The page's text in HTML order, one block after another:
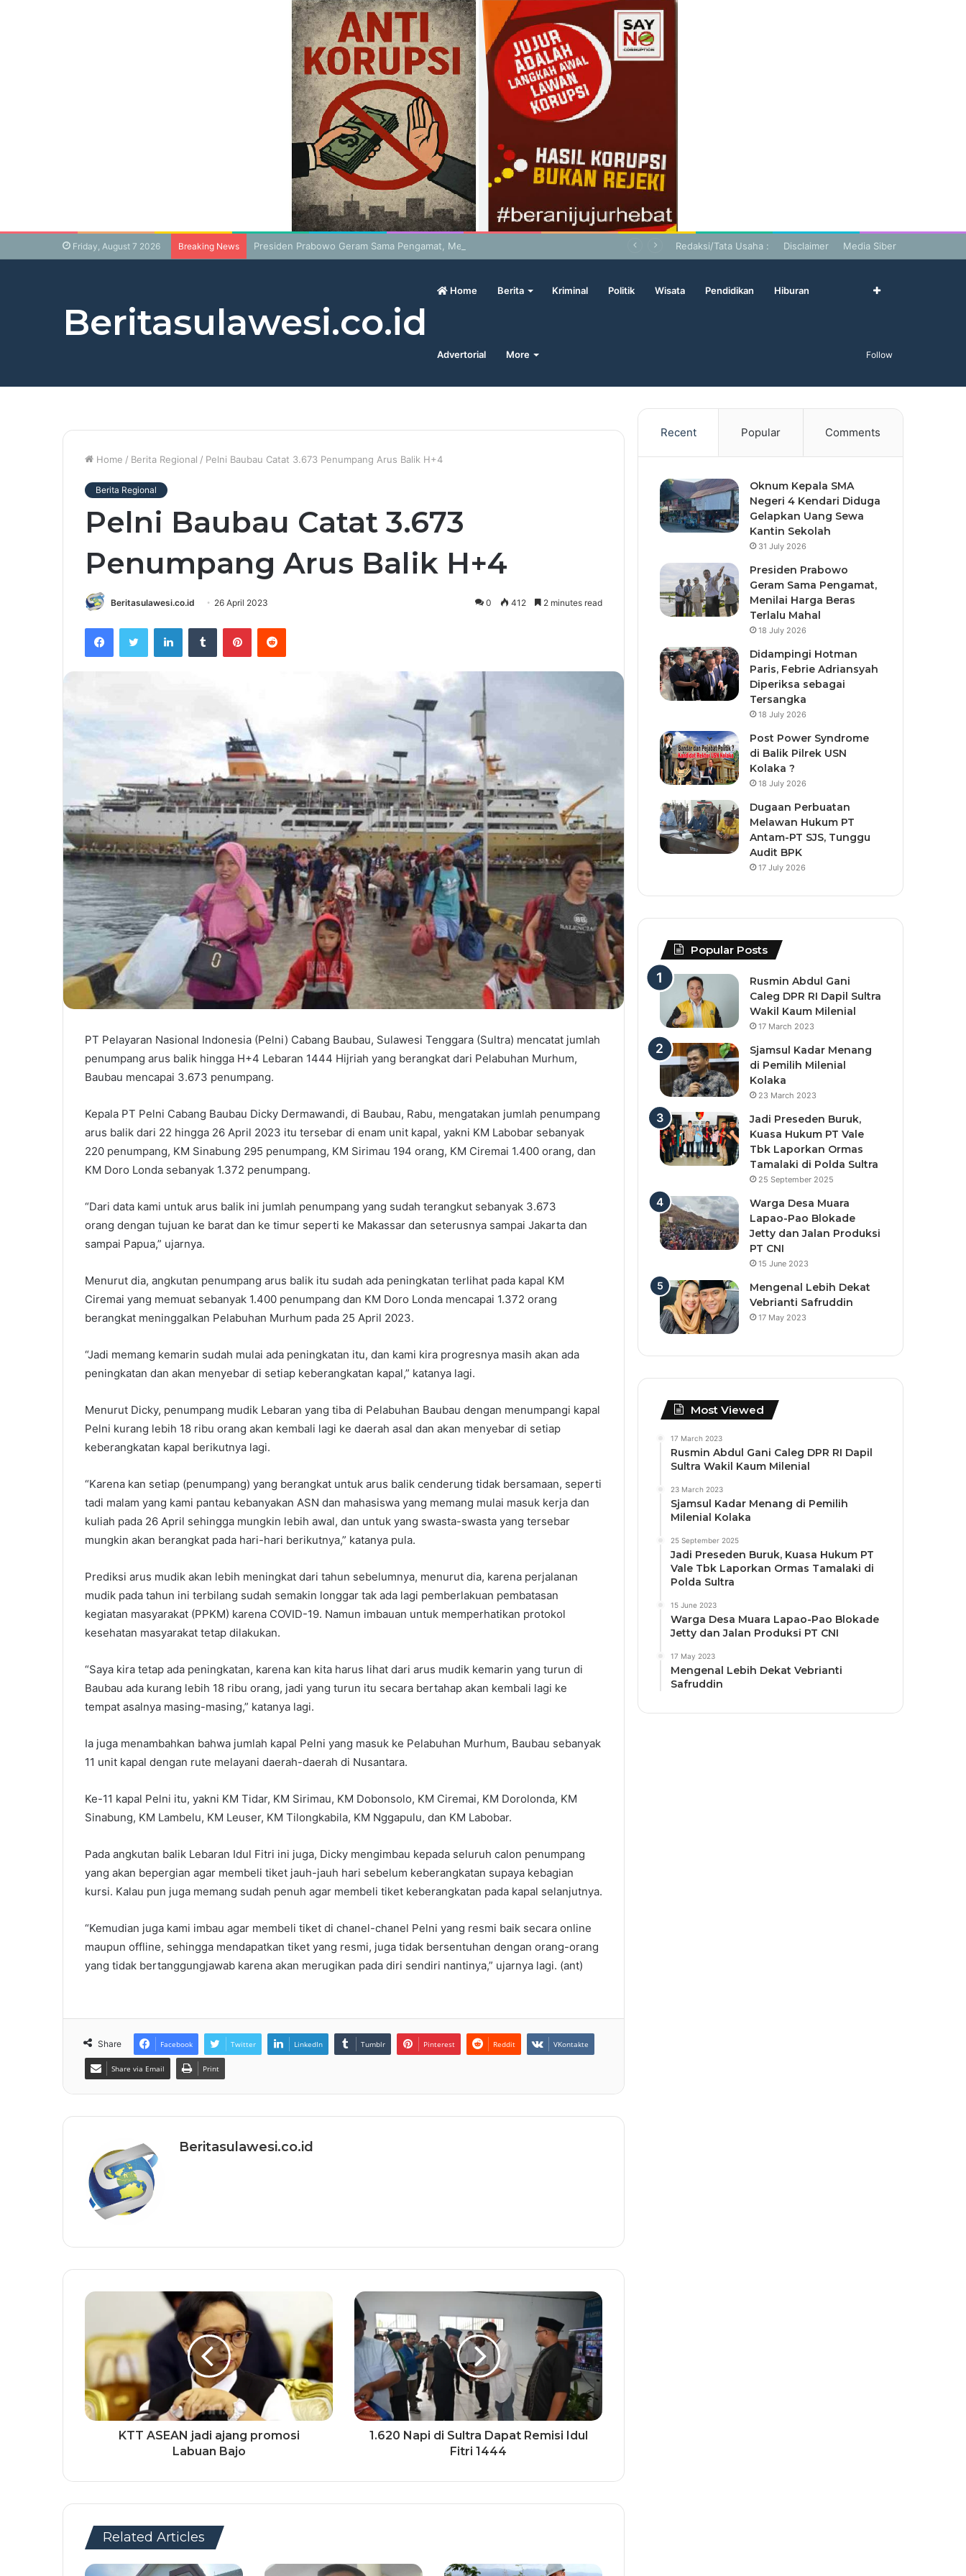
Friday, August 7 2026 Breaking News Presiden Prabowo Geram Sama Pengamat, Menilai Harga Beras Terlalu Mahal Redaksi/Tata Usaha : Disclaimer Media Siber
Beritasulawesi.co.id
Home Berita Kriminal Politik Wisata Pendidikan Hiburan
Advertorial More Follow
Home / Berita Regional / Pelni Baubau Catat 3.673 Penumpang Arus Balik H+4
Berita Regional
Pelni Baubau Catat 3.673
Penumpang Arus Balik H+4
Beritasulawesi.co.id 26 April 2023 0 412 2 minutes read
PT Pelayaran Nasional Indonesia (Pelni) Cabang Baubau, Sulawesi Tenggara (Sultra) mencatat jumlah
penumpang arus balik hingga H+4 Lebaran 1444 Hijriah yang berangkat dari Pelabuhan Murhum,
Baubau mencapai 3.673 penumpang.
Kepala PT Pelni Cabang Baubau Dicky Dermawandi, di Baubau, Rabu, mengatakan jumlah penumpang
arus balik dari 22 hingga 26 April 2023 itu tersebar di enam unit kapal, yakni KM Labobar sebanyak
220 penumpang, KM Sinabung 295 penumpang, KM Sirimau 194 orang, KM Ciremai 1.400 orang, dan
KM Doro Londa sebanyak 1.372 penumpang.
“Dari data kami untuk arus balik ini jumlah penumpang yang sudah terangkut sebanyak 3.673
orang dengan tujuan ke barat dan ke timur seperti ke Makassar dan seterusnya sampai Jakarta dan
sampai Papua,” ujarnya.
Menurut dia, angkutan penumpang arus balik itu sudah ada peningkatan terlihat pada kapal KM
Ciremai yang memuat sebanyak 1.400 penumpang dan KM Doro Londa mencapai 1.372 orang
berangkat meninggalkan Pelabuhan Murhum pada 25 April 2023.
“Jadi memang kemarin sudah mulai ada peningkatan itu, dan kami kira progresnya masih akan ada
peningkatan dan akan menyebar di setiap keberangkatan kapal,” katanya lagi.
Menurut Dicky, penumpang mudik Lebaran yang tiba di Pelabuhan Baubau dengan menumpangi kapal
Pelni kurang lebih 18 ribu orang akan kembali lagi ke daerah asal dan akan menyebar di setiap
keberangkatan kapal berikutnya lagi.
“Karena kan setiap (penumpang) yang berangkat untuk arus balik cenderung tidak bersamaan, seperti
tadi malam yang kami pantau kebanyakan ASN dan mahasiswa yang memang mulai masuk kerja dan
kuliah pada 26 April sehingga mungkin lebih awal, dan untuk yang swasta-swasta yang tersebar
mungkin akan berangkat pada hari-hari berikutnya,” katanya pula.
Prediksi arus mudik akan lebih meningkat dari tahun sebelumnya, menurut dia, karena perjalanan
mudik pada tahun ini terbilang sudah semakin longgar tak ada lagi pemberlakuan pembatasan
kegiatan masyarakat (PPKM) karena COVID-19. Namun imbauan untuk memperhatikan protokol
kesehatan masyarakat tetap dilakukan.
“Saya kira tetap ada peningkatan, karena kan kita harus lihat dari arus mudik kemarin yang turun di
Baubau ada kurang lebih 18 ribu orang, jadi yang turun itu secara bertahap akan kembali lagi ke
tempat asalnya masing-masing,” katanya lagi.
Ia juga menambahkan bahwa jumlah kapal Pelni yang masuk ke Pelabuhan Murhum, Baubau sebanyak
11 unit kapal dengan rute melayani daerah-daerah di Nusantara.
Ke-11 kapal Pelni itu, yakni KM Tidar, KM Sirimau, KM Dobonsolo, KM Ciremai, KM Dorolonda, KM
Sinabung, KM Lambelu, KM Leuser, KM Tilongkabila, KM Nggapulu, dan KM Labobar.
Pada angkutan balik Lebaran Idul Fitri ini juga, Dicky mengimbau kepada seluruh calon penumpang
yang akan bepergian agar membeli tiket jauh-jauh hari sebelum keberangkatan supaya kebagian
kursi. Kalau pun juga memang sudah penuh agar membeli tiket keberangkatan pada kapal selanjutnya.
“Kemudian juga kami imbau agar membeli tiket di chanel-chanel Pelni yang resmi baik secara online
maupun offline, sehingga mendapatkan tiket yang resmi, juga tidak bersentuhan dengan orang-orang
yang tidak bertanggungjawab karena akan merugikan pada diri sendiri nantinya,” ujarnya lagi. (ant)
Share Facebook Twitter LinkedIn Tumblr Pinterest Reddit VKontakte
Share via Email Print
Beritasulawesi.co.id
KTT ASEAN jadi ajang promosi
Labuan Bajo
1.620 Napi di Sultra Dapat Remisi Idul
Fitri 1444
Related Articles
Recent Popular Comments
Oknum Kepala SMA
Negeri 4 Kendari Diduga
Gelapkan Uang Sewa
Kantin Sekolah
31 July 2026
Presiden Prabowo
Geram Sama Pengamat,
Menilai Harga Beras
Terlalu Mahal
18 July 2026
Didampingi Hotman
Paris, Febrie Adriansyah
Diperiksa sebagai
Tersangka
18 July 2026
Post Power Syndrome
di Balik Pilrek USN
Kolaka ?
18 July 2026
Dugaan Perbuatan
Melawan Hukum PT
Antam-PT SJS, Tunggu
Audit BPK
17 July 2026
Popular Posts
Rusmin Abdul Gani
Caleg DPR RI Dapil Sultra
Wakil Kaum Milenial
17 March 2023
Sjamsul Kadar Menang
di Pemilih Milenial
Kolaka
23 March 2023
Jadi Preseden Buruk,
Kuasa Hukum PT Vale
Tbk Laporkan Ormas
Tamalaki di Polda Sultra
25 September 2025
Warga Desa Muara
Lapao-Pao Blokade
Jetty dan Jalan Produksi
PT CNI
15 June 2023
Mengenal Lebih Dekat
Vebrianti Safruddin
17 May 2023
Most Viewed
17 March 2023
Rusmin Abdul Gani Caleg DPR RI Dapil
Sultra Wakil Kaum Milenial
23 March 2023
Sjamsul Kadar Menang di Pemilih
Milenial Kolaka
25 September 2025
Jadi Preseden Buruk, Kuasa Hukum PT
Vale Tbk Laporkan Ormas Tamalaki di
Polda Sultra
15 June 2023
Warga Desa Muara Lapao-Pao Blokade
Jetty dan Jalan Produksi PT CNI
17 May 2023
Mengenal Lebih Dekat Vebrianti
Safruddin